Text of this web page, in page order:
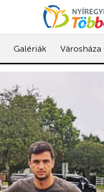
Galériák Városháza